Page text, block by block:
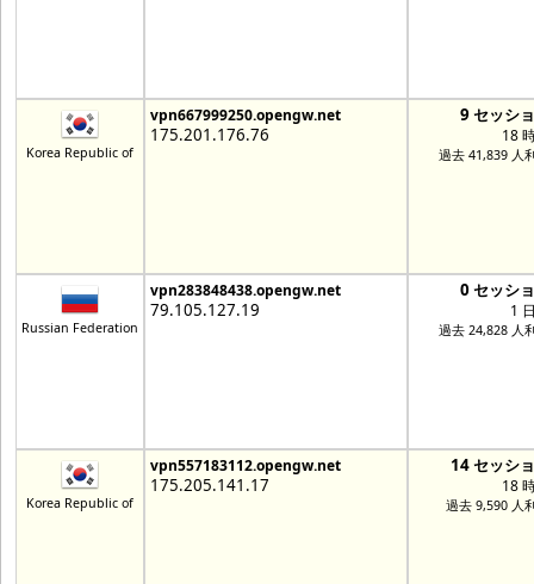
Korea Republic of
vpn667999250.opengw.net
175.201.176.76
9 セッシ
18
過去 41,839 人
Russian Federation
vpn283848438.opengw.net
79.105.127.19
0 セッシ
1
過去 24,828 人
Korea Republic of
vpn557183112.opengw.net
175.205.141.17
14 セッシ
18
過去 9,590 人